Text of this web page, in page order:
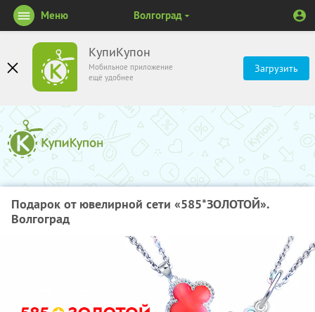
КупиКупон
Мобильное приложение
ещё удобнее
Загрузить
Меню Волгоград
Подарок от ювелирной сети «585*ЗОЛОТОЙ».
Волгоград